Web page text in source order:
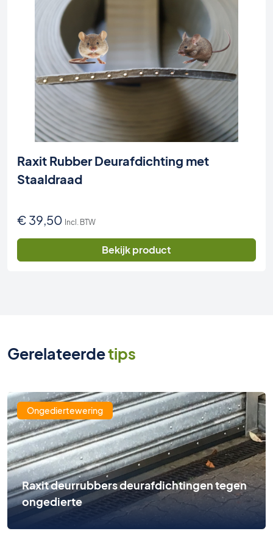
Raxit Rubber Deurafdichting met
Staaldraad
€ 39,50 Incl. BTW
Bekijk product
Gerelateerdetips
Ongediertewering
Raxit deurrubbers deurafdichtingen tegen
ongedierte